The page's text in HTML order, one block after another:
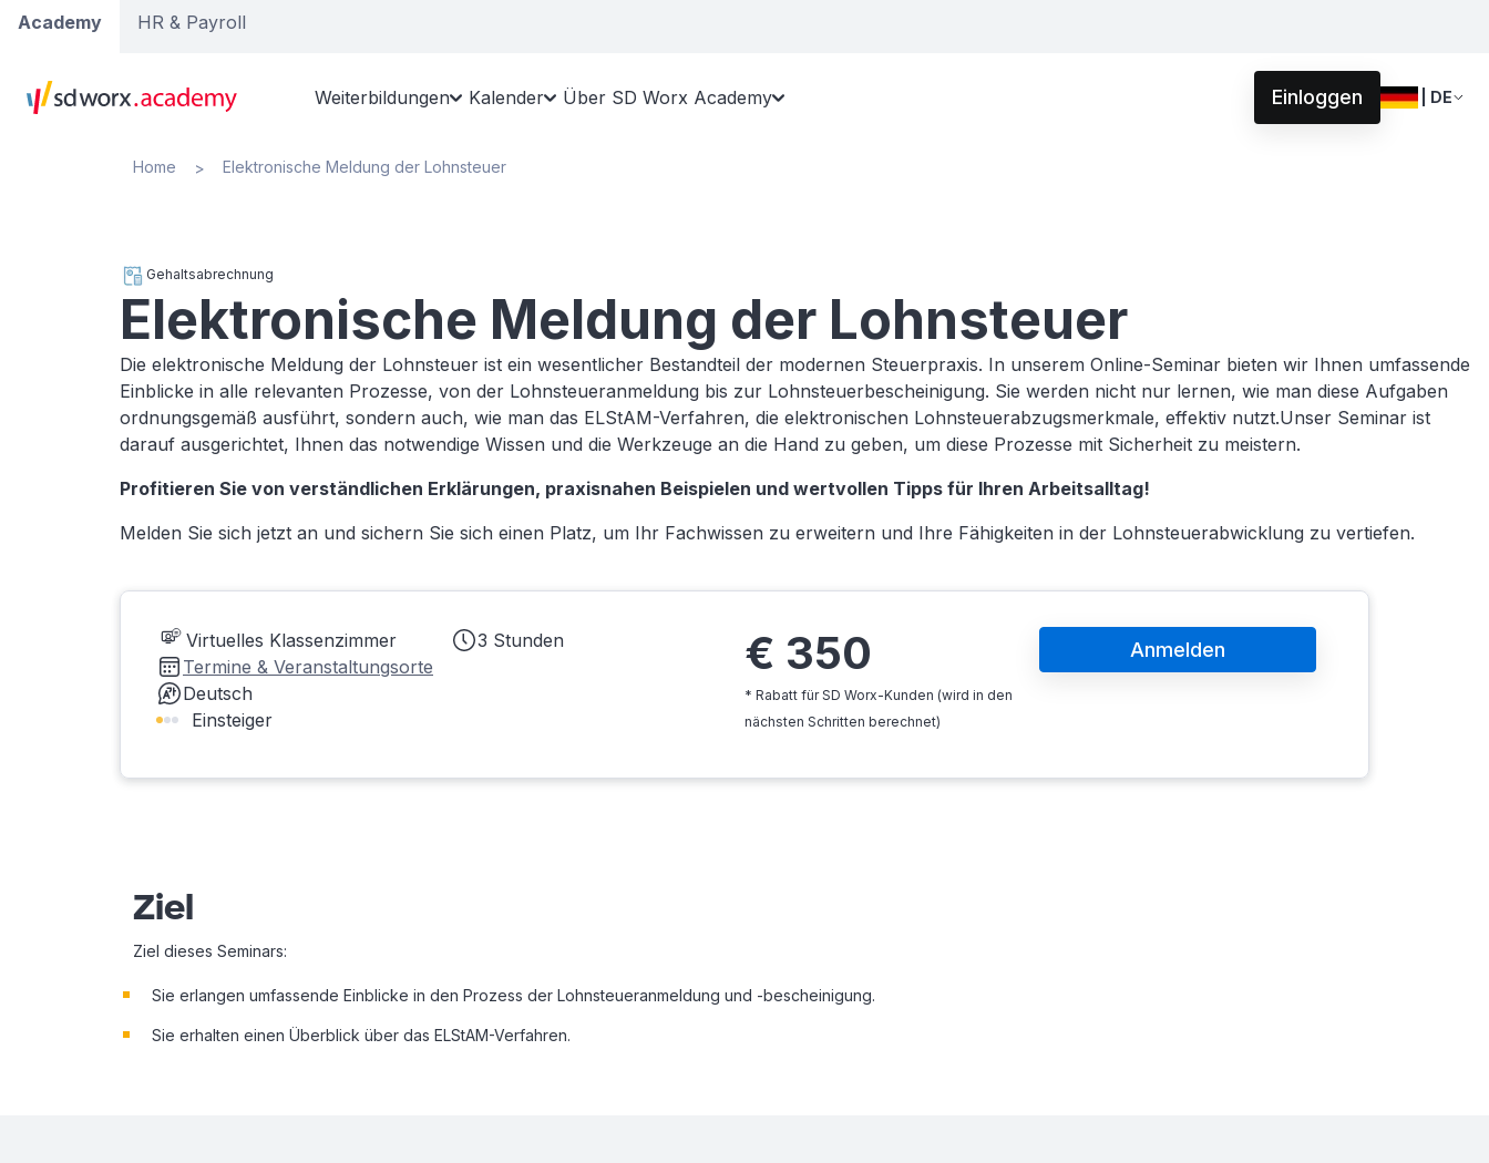
Academy HR & Payroll
Weiterbildungen Kalender Über SD Worx Academy Einloggen | DE
Home > Elektronische Meldung der Lohnsteuer
Gehaltsabrechnung
Elektronische Meldung der Lohnsteuer
Die elektronische Meldung der Lohnsteuer ist ein wesentlicher Bestandteil der modernen Steuerpraxis. In unserem Online-Seminar bieten wir Ihnen umfassende
Einblicke in alle relevanten Prozesse, von der Lohnsteueranmeldung bis zur Lohnsteuerbescheinigung. Sie werden nicht nur lernen, wie man diese Aufgaben
ordnungsgemäß ausführt, sondern auch, wie man das ELStAM-Verfahren, die elektronischen Lohnsteuerabzugsmerkmale, effektiv nutzt.Unser Seminar ist
darauf ausgerichtet, Ihnen das notwendige Wissen und die Werkzeuge an die Hand zu geben, um diese Prozesse mit Sicherheit zu meistern.
Profitieren Sie von verständlichen Erklärungen, praxisnahen Beispielen und wertvollen Tipps für Ihren Arbeitsalltag!
Melden Sie sich jetzt an und sichern Sie sich einen Platz, um Ihr Fachwissen zu erweitern und Ihre Fähigkeiten in der Lohnsteuerabwicklung zu vertiefen.
Virtuelles Klassenzimmer
Termine & Veranstaltungsorte
Deutsch
Einsteiger
3 Stunden € 350
* Rabatt für SD Worx-Kunden (wird in den
nächsten Schritten berechnet)
Anmelden
Ziel
Ziel dieses Seminars:
Sie erlangen umfassende Einblicke in den Prozess der Lohnsteueranmeldung und -bescheinigung.
Sie erhalten einen Überblick über das ELStAM-Verfahren.